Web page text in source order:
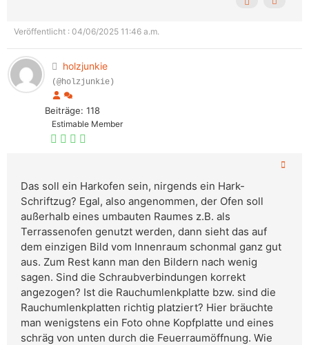
Veröffentlicht : 04/06/2025 11:46 a.m.
holzjunkie
(@holzjunkie)
Beiträge: 118
Estimable Member
Das soll ein Harkofen sein, nirgends ein Hark-
Schriftzug? Egal, also angenommen, der Ofen soll
außerhalb eines umbauten Raumes z.B. als
Terrassenofen genutzt werden, dann sieht das auf
dem einzigen Bild vom Innenraum schonmal ganz gut
aus. Zum Rest kann man den Bildern nach wenig
sagen. Sind die Schraubverbindungen korrekt
angezogen? Ist die Rauchumlenkplatte bzw. sind die
Rauchumlenkplatten richtig platziert? Hier bräuchte
man wenigstens ein Foto ohne Kopfplatte und eines
schräg von unten durch die Feuerraumöffnung. Wie